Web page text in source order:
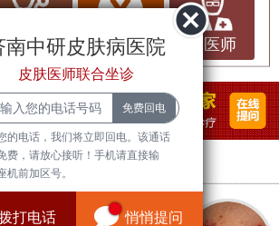
出现往往毫无征兆，伴随着剧烈的
团，甚可能引发更大的健康隐患。
麻疹不仅仅是皮肤问题，更是对
击。今天，我们将从荨麻疹的常
望以及医院推荐等方面，带您全
，并为您指明康复的方向。
是荨麻疹？
疹块”，是一种因过敏反应或免疫系
问治疗 问费用 问医师
南中研皮肤病医院
皮肤医师联合坐诊
的电话，我们将立即回电。该通话
费，请放心接听！手机请直接输
机前加区号。
打电话 悄悄提问